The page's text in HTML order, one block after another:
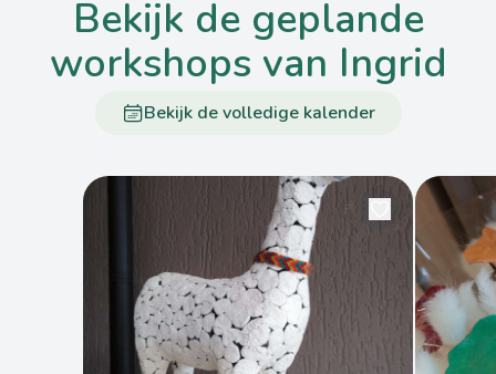
bekijk de geplande
workshops van Ingrid
Bekijk de volledige kalender